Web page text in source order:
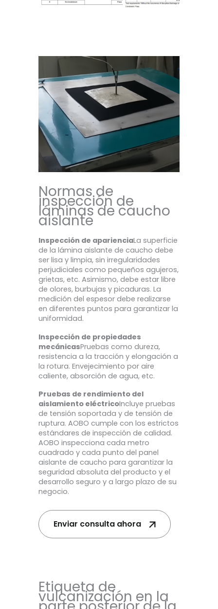
Normas de
inspección de
láminas de caucho
aislante
Inspección de aparienciaLa superficie
de la lámina aislante de caucho debe
ser lisa y limpia, sin irregularidades
perjudiciales como pequeños agujeros,
grietas, etc. Asimismo, debe estar libre
de olores, burbujas y picaduras. La
medición del espesor debe realizarse
en diferentes puntos para garantizar la
uniformidad.
Inspección de propiedades
mecánicasPruebas como dureza,
resistencia a la tracción y elongación a
la rotura. Envejecimiento por aire
caliente, absorción de agua, etc.
Pruebas de rendimiento del
aislamiento eléctricoIncluye pruebas
de tensión soportada y de tensión de
ruptura. AOBO cumple con los estrictos
estándares de inspección de calidad.
AOBO inspecciona cada metro
cuadrado y cada punto del panel
aislante de caucho para garantizar la
seguridad absoluta del producto y el
desarrollo seguro y a largo plazo de su
negocio.
Enviar consulta ahora
Etiqueta de
vulcanización en la